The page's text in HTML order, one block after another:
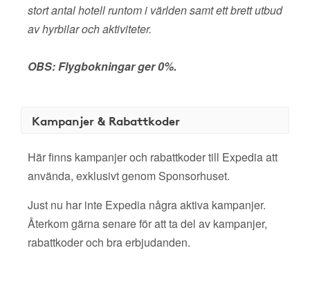
stort antal hotell runtom i världen samt ett brett utbud
av hyrbilar och aktiviteter.
OBS: Flygbokningar ger 0%.
Kampanjer & Rabattkoder
Här finns kampanjer och rabattkoder till Expedia att
använda, exklusivt genom Sponsorhuset.
Just nu har inte Expedia några aktiva kampanjer.
Återkom gärna senare för att ta del av kampanjer,
rabattkoder och bra erbjudanden.